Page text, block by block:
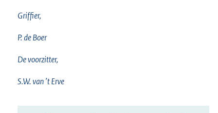
Griffier,
P. de Boer
De voorzitter,
S.W. van ’t Erve